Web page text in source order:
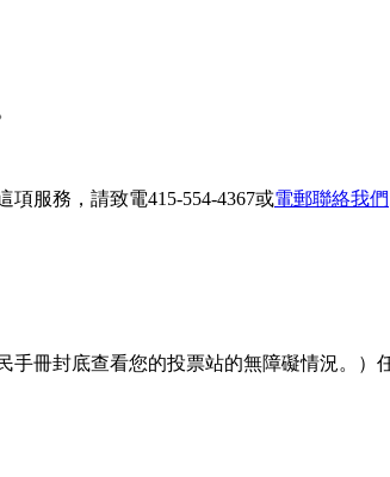
服務，請致電415-554-4367或電郵聯絡我們
冊封底查看您的投票站的無障礙情況。）